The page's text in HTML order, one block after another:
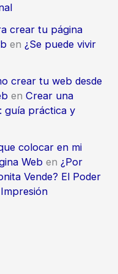
crear tu página
en ¿Se puede vivir
crear tu web desde
en Crear una
guía práctica y
colocar en mi
Weben ¿Por
Vende? El Poder